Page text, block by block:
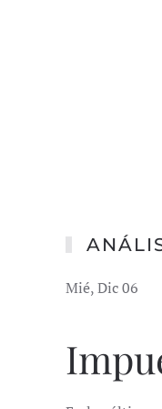
Mié, Dic 06